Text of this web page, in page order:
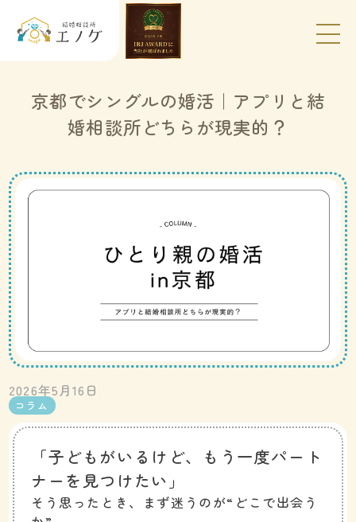
京都でシングルの婚活｜アプリと結
婚相談所どちらが現実的？
2026年5月16日
コラム
「子どもがいるけど、もう一度パート
ナーを見つけたい」
そう思ったとき、まず迷うのが“どこで出会う